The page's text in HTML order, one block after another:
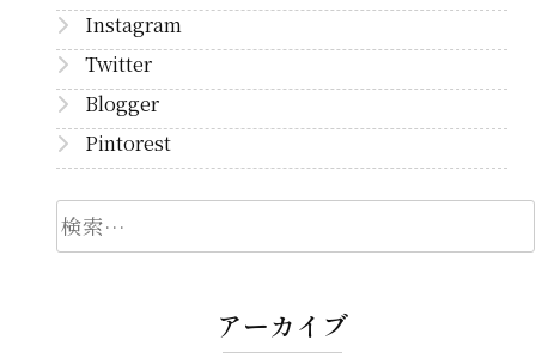
Instagram
Twitter
Blogger
Pintorest
検
索
アーカイブ